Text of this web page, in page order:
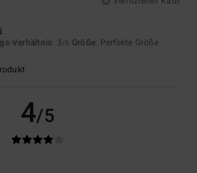
Verhältnis: 3/5 Größe: Perfekte Größe
4/5